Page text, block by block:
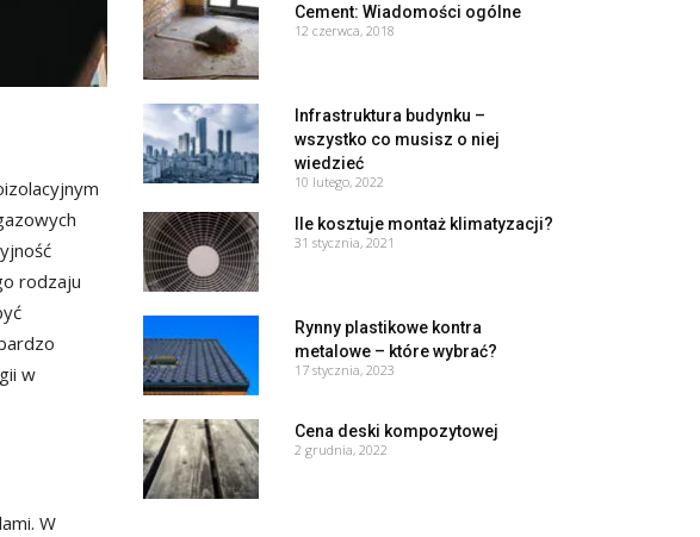
rodzaju
w
W
Cement: Wiadomości ogólne
12 czerwca, 2018
Infrastruktura budynku –
wszystko co musisz o niej
wiedzieć
10 lutego, 2022
Ile kosztuje montaż klimatyzacji?
31 stycznia, 2021
Rynny plastikowe kontra
metalowe – które wybrać?
17 stycznia, 2023
Cena deski kompozytowej
2 grudnia, 2022